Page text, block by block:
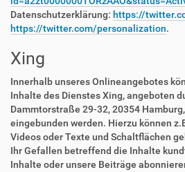
Datenschutzerklärung: https://
https://twitter.com/personalization.
Xing
Innerhalb unseres Onlineangebotes
Inhalte des Dienstes Xing, angeboten
Dammtorstraße 29-32, 20354
eingebunden werden. Hierzu können
Videos oder Texte und Schaltflächen
Ihr Gefallen betreffend die Inhalte
Inhalte oder unsere Beiträge